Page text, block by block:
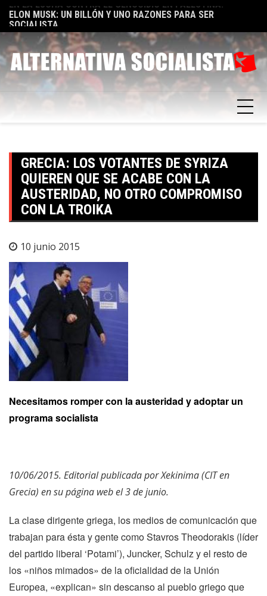
Skip
content
ELON MUSK: UN BILLÓN Y UNO RAZONES PARA SER
SOCIALISTA
GRECIA: LOS VOTANTES DE SYRIZA
QUIEREN QUE SE ACABE CON LA
AUSTERIDAD, NO OTRO COMPROMISO
CON LA TROIKA
10 junio 2015
Necesitamos romper con la austeridad y adoptar un
programa socialista
10/06/2015. Editorial publicada por Xekinima (CIT en
Grecia) en su página web el 3 de junio.
La clase dirigente griega, los medios de comunicación que
trabajan para ésta y gente como Stavros Theodorakis (líder
del partido liberal ‘Potami’), Juncker, Schulz y el resto de
los «niños mimados» de la oficialidad de la Unión
Europea, «explican» sin descanso al pueblo griego que